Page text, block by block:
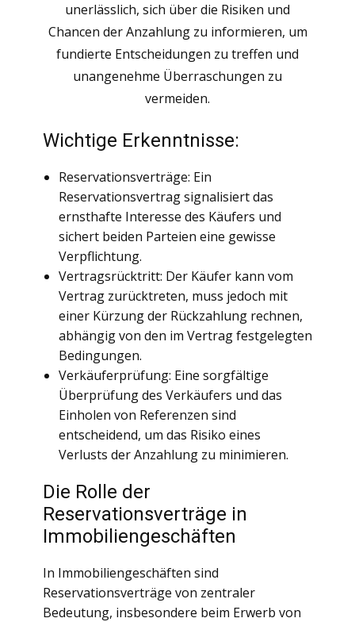
unerlässlich, sich über die Risiken und
Chancen der Anzahlung zu informieren, um
fundierte Entscheidungen zu treffen und
unangenehme Überraschungen zu
vermeiden.
Wichtige Erkenntnisse:
Reservationsverträge: Ein
Reservationsvertrag signalisiert das
ernsthafte Interesse des Käufers und
sichert beiden Parteien eine gewisse
Verpflichtung.
Vertragsrücktritt: Der Käufer kann vom
Vertrag zurücktreten, muss jedoch mit
einer Kürzung der Rückzahlung rechnen,
abhängig von den im Vertrag festgelegten
Bedingungen.
Verkäuferprüfung: Eine sorgfältige
Überprüfung des Verkäufers und das
Einholen von Referenzen sind
entscheidend, um das Risiko eines
Verlusts der Anzahlung zu minimieren.
Die Rolle der
Reservationsverträge in
Immobiliengeschäften
In Immobiliengeschäften sind
Reservationsverträge von zentraler
Bedeutung, insbesondere beim Erwerb von